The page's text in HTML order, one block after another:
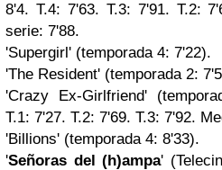
8'4. T.4: 7'63. T.3: 7'91. T.2:
serie: 7'88.
'Supergirl' (temporada 4: 7'22).
'The Resident' (temporada 2:
'Crazy Ex-Girlfriend'
T.1: 7'27. T.2: 7'69. T.3: 7'92.
'Billions' (temporada 4: 8'33).
'Señoras del (h)ampa'